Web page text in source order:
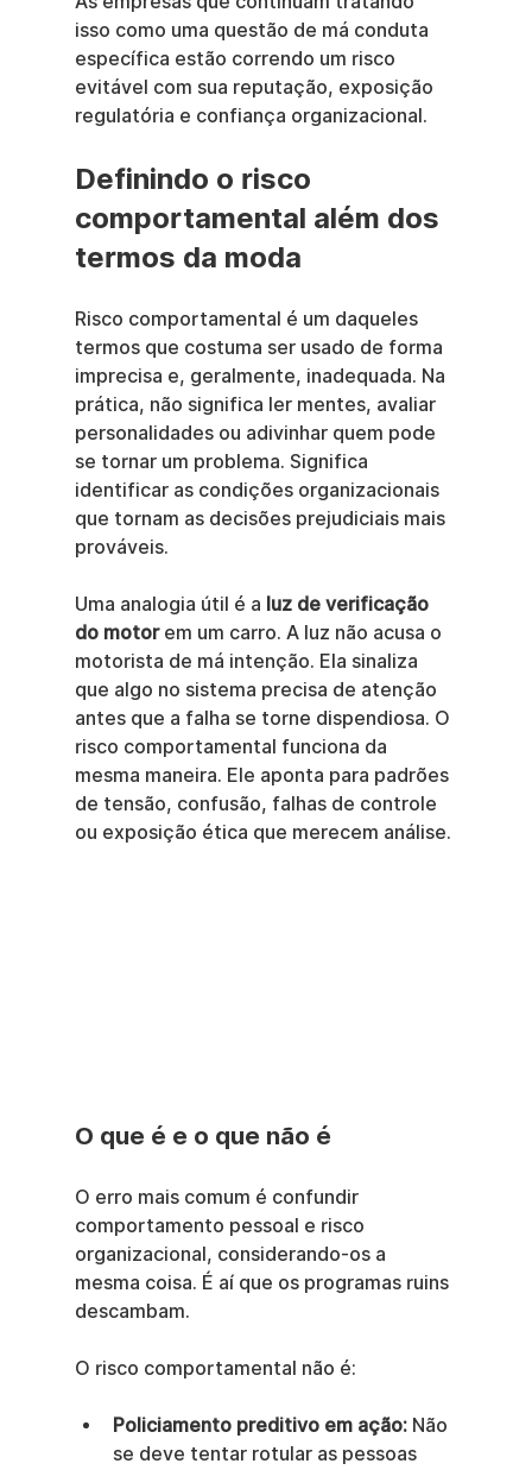
isso como uma questão de má conduta
específica estão correndo um risco
evitável com sua reputação, exposição
regulatória e confiança organizacional.
Definindo o risco
comportamental além dos
termos da moda
Risco comportamental é um daqueles
termos que costuma ser usado de forma
imprecisa e, geralmente, inadequada. Na
prática, não significa ler mentes, avaliar
personalidades ou adivinhar quem pode
se tornar um problema. Significa
identificar as condições organizacionais
que tornam as decisões prejudiciais mais
prováveis.
Uma analogia útil é a luz de verificação
do motor em um carro. A luz não acusa o
motorista de má intenção. Ela sinaliza
que algo no sistema precisa de atenção
antes que a falha se torne dispendiosa. O
risco comportamental funciona da
mesma maneira. Ele aponta para padrões
de tensão, confusão, falhas de controle
ou exposição ética que merecem análise.
O que é e o que não é
O erro mais comum é confundir
comportamento pessoal e risco
organizacional, considerando-os a
mesma coisa. É aí que os programas ruins
descambam.
O risco comportamental não é:
Policiamento preditivo em ação: Não
se deve tentar rotular as pessoas